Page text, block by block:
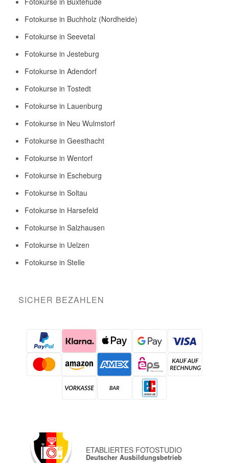
Fotokurse in Buchholz (Nordheide)
Fotokurse in Seevetal
Fotokurse in Jesteburg
Fotokurse in Adendorf
Fotokurse in Tostedt
Fotokurse in Lauenburg
Fotokurse in Neu Wulmstorf
Fotokurse in Geesthacht
Fotokurse in Wentorf
Fotokurse in Escheburg
Fotokurse in Soltau
Fotokurse in Harsefeld
Fotokurse in Salzhausen
Fotokurse in Uelzen
Fotokurse in Stelle
SICHER BEZAHLEN
ETABLIERTES FOTOSTUDIO
Deutscher Ausbildungsbetrieb